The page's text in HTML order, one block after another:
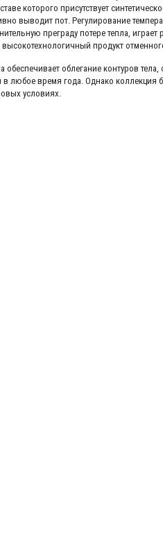
которого присутствует
выводит пот. Регулирование
преграду потере тепла,
продукт
обеспечивает облегание контуров
любое время года. Однако коллекция
условиях.